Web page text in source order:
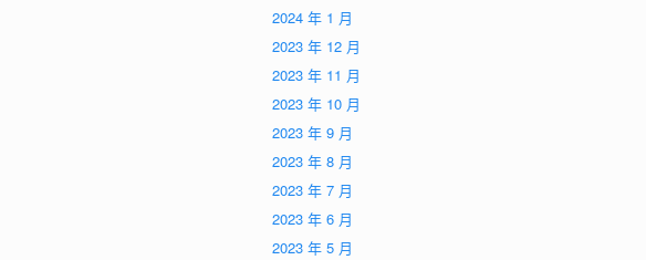
2024 年 1 月
2023 年 12 月
2023 年 11 月
2023 年 10 月
2023 年 9 月
2023 年 8 月
2023 年 7 月
2023 年 6 月
2023 年 5 月